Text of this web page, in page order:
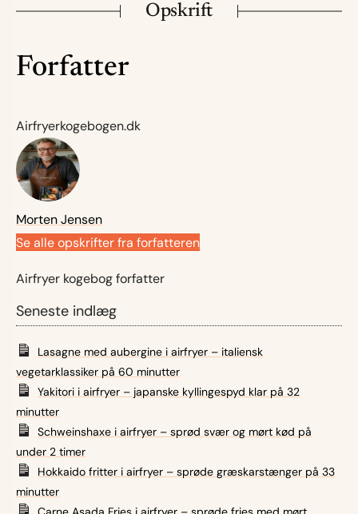
Opskrift
Forfatter
Airfryerkogebogen.dk
Morten Jensen
Se alle opskrifter fra forfatteren
Airfryer kogebog forfatter
Seneste indlæg
Lasagne med aubergine i airfryer – italiensk
vegetarklassiker på 60 minutter
Yakitori i airfryer – japanske kyllingespyd klar på 32
minutter
Schweinshaxe i airfryer – sprød svær og mørt kød på
under 2 timer
Hokkaido fritter i airfryer – sprøde græskarstænger på 33
minutter